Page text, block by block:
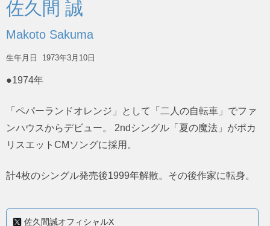
佐久間 誠
Makoto Sakuma
生年月日 1973年3月10日
●1974年
「ペパーランドオレンジ」として「二人の自転車」でファ
ンハウスからデビュー。 2ndシングル「夏の魔法」がポカ
リスエットCMソングに採用。
計4枚のシングル発売後1999年解散。その後作家に転身。
佐久間誠オフィシャルX